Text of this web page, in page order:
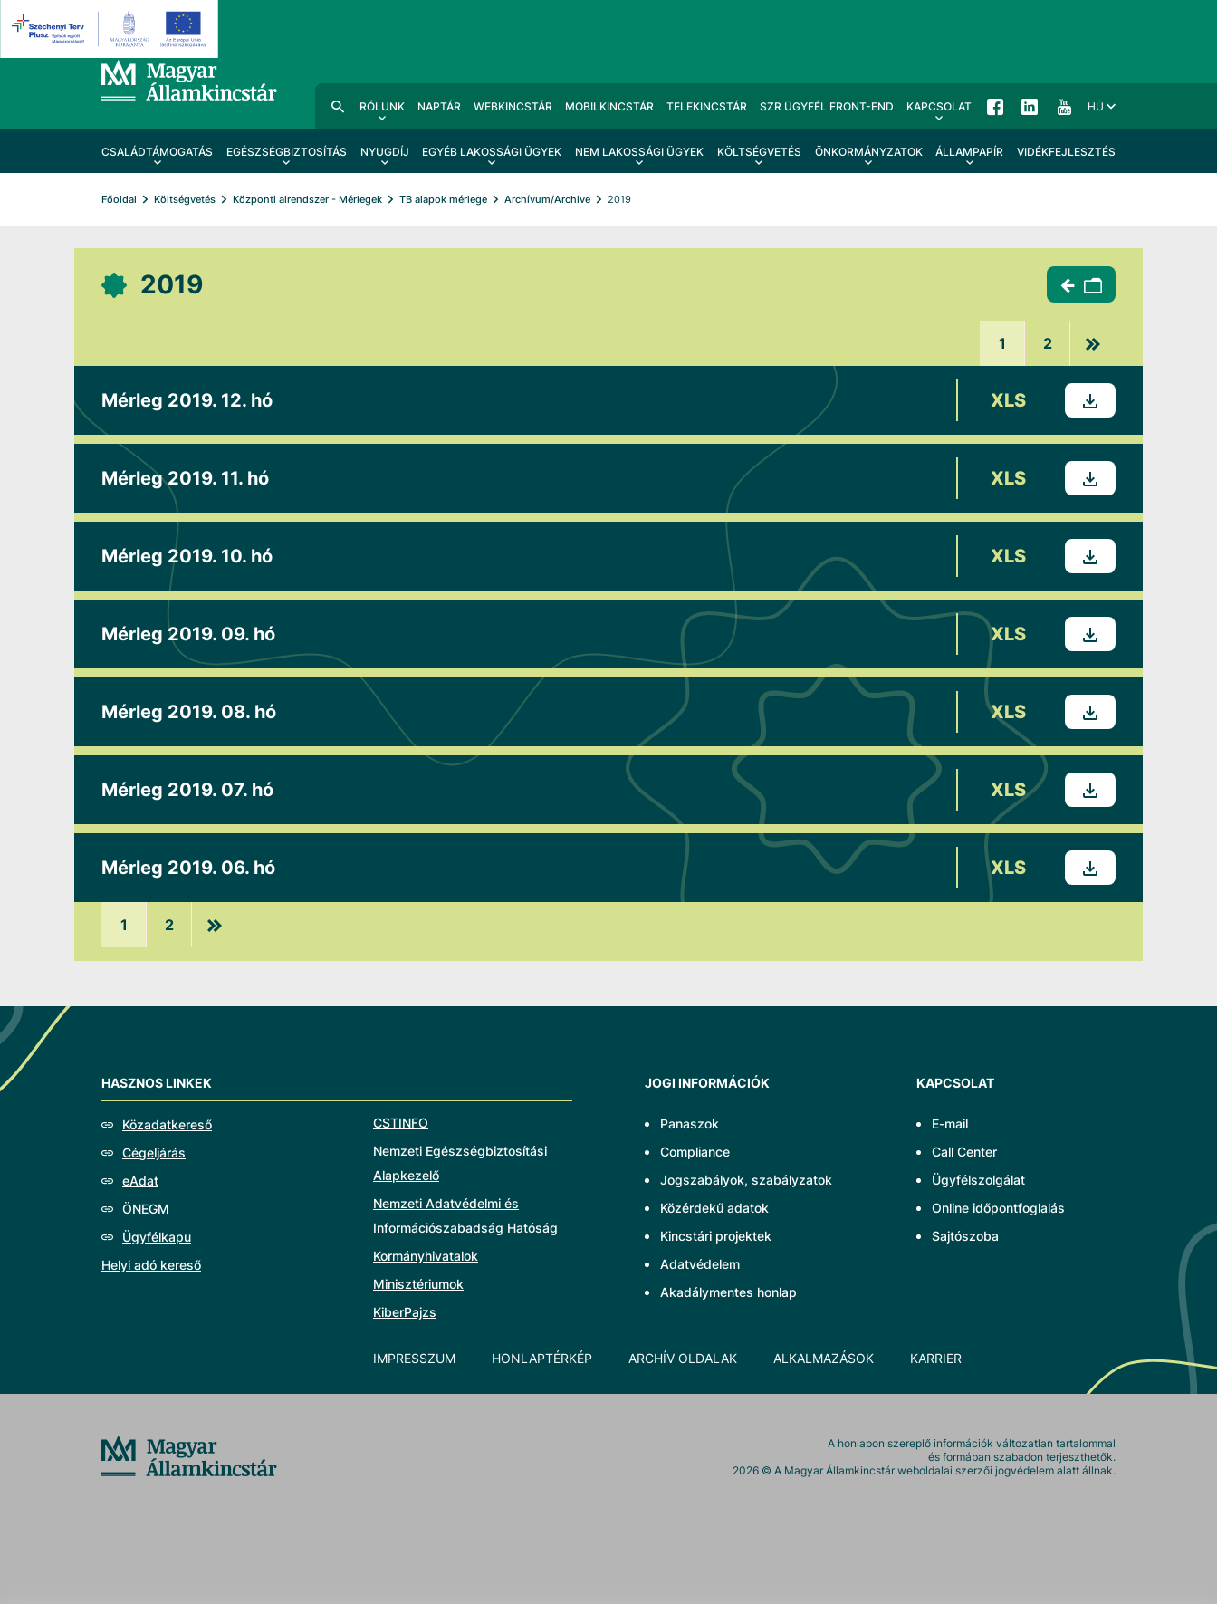
RÓLUNK NAPTÁR WEBKINCSTÁR MOBILKINCSTÁR TELEKINCSTÁR SZR ÜGYFÉL FRONT-END KAPCSOLAT HU
CSALÁDTÁMOGATÁS EGÉSZSÉGBIZTOSÍTÁS NYUGDÍJ EGYÉB LAKOSSÁGI ÜGYEK NEM LAKOSSÁGI ÜGYEK KÖLTSÉGVETÉS ÖNKORMÁNYZATOK ÁLLAMPAPÍR VIDÉKFEJLESZTÉS
Főoldal Költségvetés Központi alrendszer - Mérlegek TB alapok mérlege Archívum/Archive 2019
2019
1 2
Mérleg 2019. 12. hó XLS
Mérleg 2019. 11. hó XLS
Mérleg 2019. 10. hó XLS
Mérleg 2019. 09. hó XLS
Mérleg 2019. 08. hó XLS
Mérleg 2019. 07. hó XLS
Mérleg 2019. 06. hó XLS
1 2
HASZNOS LINKEK
Közadatkereső
Cégeljárás
eAdat
ÖNEGM
Ügyfélkapu
Helyi adó kereső
CSTINFO
Nemzeti Egészségbiztosítási
Alapkezelő
Nemzeti Adatvédelmi és
Információszabadság Hatóság
Kormányhivatalok
Minisztériumok
KiberPajzs
JOGI INFORMÁCIÓK
Panaszok
Compliance
Jogszabályok, szabályzatok
Közérdekű adatok
Kincstári projektek
Adatvédelem
Akadálymentes honlap
KAPCSOLAT
E-mail
Call Center
Ügyfélszolgálat
Online időpontfoglalás
Sajtószoba
IMPRESSZUM HONLAPTÉRKÉP ARCHÍV OLDALAK ALKALMAZÁSOK KARRIER
A honlapon szereplő információk változatlan tartalommal
és formában szabadon terjeszthetők.
2026 © A Magyar Államkincstár weboldalai szerzői jogvédelem alatt állnak.